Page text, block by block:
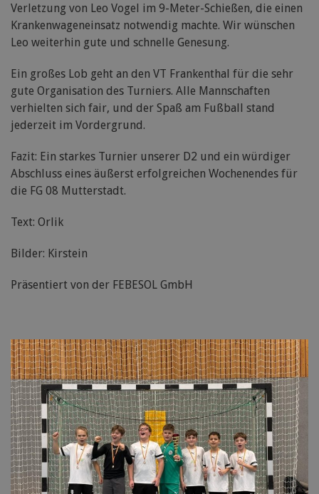
Verletzung von Leo Vogel im 9-Meter-Schießen, die einen
Krankenwageneinsatz notwendig machte. Wir wünschen
Leo weiterhin gute und schnelle Genesung.
Ein großes Lob geht an den VT Frankenthal für die sehr
gute Organisation des Turniers. Alle Mannschaften
verhielten sich fair, und der Spaß am Fußball stand
jederzeit im Vordergrund.
Fazit: Ein starkes Turnier unserer D2 und ein würdiger
Abschluss eines äußerst erfolgreichen Wochenendes für
die FG 08 Mutterstadt.
Text: Orlik
Bilder: Kirstein
Präsentiert von der FEBESOL GmbH